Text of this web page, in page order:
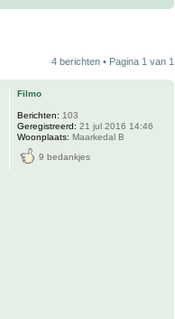
4 berichten • Pagina 1 van 1
Filmo
Berichten: 103
Geregistreerd: 21 jul 2016 14:46
Woonplaats: Maarkedal B
9 bedankjes